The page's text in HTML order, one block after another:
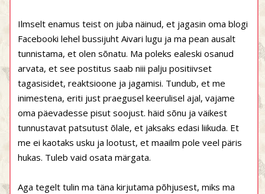
Ilmselt enamus teist on juba näinud, et jagasin oma blogi
Facebooki lehel bussijuht Aivari lugu ja ma pean ausalt
tunnistama, et olen sõnatu. Ma poleks ealeski osanud
arvata, et see postitus saab niii palju positiivset
tagasisidet, reaktsioone ja jagamisi. Tundub, et me
inimestena, eriti just praegusel keerulisel ajal, vajame
oma päevadesse pisut soojust. häid sõnu ja väikest
tunnustavat patsutust õlale, et jaksaks edasi liikuda. Et
me ei kaotaks usku ja lootust, et maailm pole veel päris
hukas. Tuleb vaid osata märgata.
Aga tegelt tulin ma täna kirjutama põhjusest, miks ma